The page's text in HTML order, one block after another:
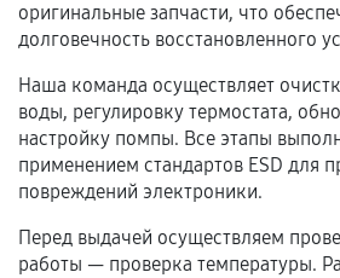
Обращение после окончания
срока.
Программные сбои, если это
отдельных условиях.
Если комплектующие
самостоятельно
оригинальные запчасти, что
долговечность восстановленного
Наша команда осуществляет
воды, регулировку термостата,
настройку помпы. Все этапы
применением стандартов ESD для
повреждений электроники.
Перед выдачей осуществляем
работы — проверка температуры.